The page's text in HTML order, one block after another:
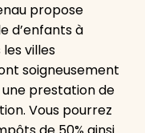
propose
d’enfants à
villes
soigneusement
prestation de
Vous pourrez